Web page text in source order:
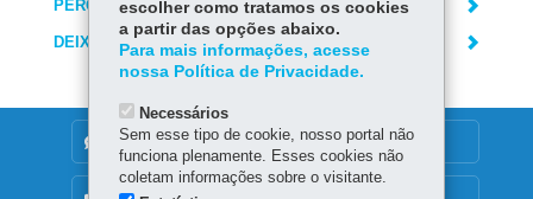
PERGUNTAS FREQUENTES
DEIXE SUA OPINIÃO
DENUNCIE CORRUPÇÃO
escolher como tratamos os cookies
a partir das opções abaixo.
Para mais informações, acesse
nossa Política de Privacidade.
Necessários
Sem esse tipo de cookie, nosso portal não
funciona plenamente. Esses cookies não
coletam informações sobre o visitante.